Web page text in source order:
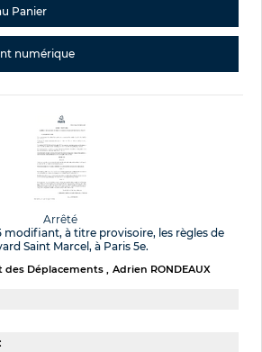
Panier
numérique
Arrêté
modifiant, à titre provisoire, les règles de
Saint Marcel, à Paris 5e.
des Déplacements Adrien RONDEAUX